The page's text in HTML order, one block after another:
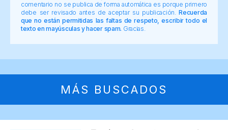
comentario no se publica de forma automática es porque primero
debe ser revisado antes de aceptar su publicación.Recuerda
que no están permitidas las faltas de respeto, escribir todo el
texto en mayúsculas y hacer spam. Gracias.
MÁS BUSCADOS